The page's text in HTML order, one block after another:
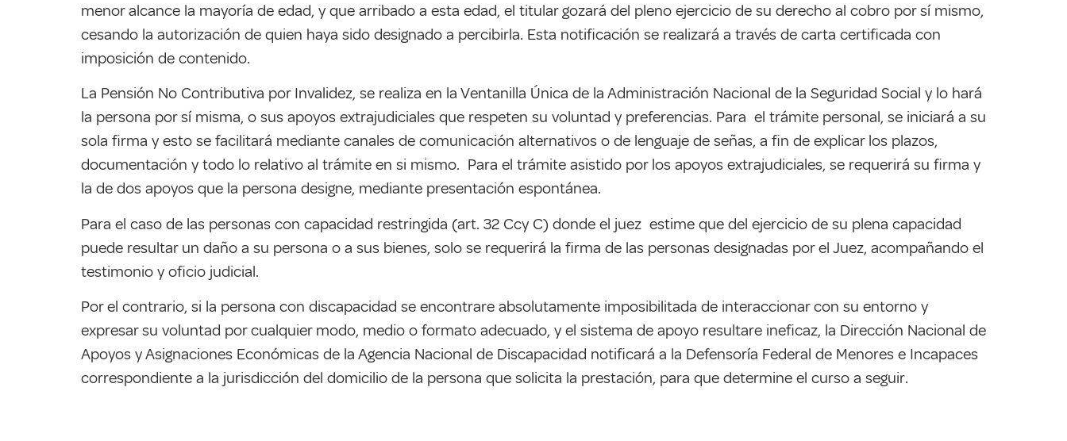
menor alcance la mayoría de edad, y que arribado a esta edad, el titular gozará del pleno ejercicio de su derecho al cobro por sí mismo,
cesando la autorización de quien haya sido designado a percibirla. Esta notificación se realizará a través de carta certificada con
imposición de contenido.
La Pensión No Contributiva por Invalidez, se realiza en la Ventanilla Única de la Administración Nacional de la Seguridad Social y lo hará
la persona por sí misma, o sus apoyos extrajudiciales que respeten su voluntad y preferencias. Para el trámite personal, se iniciará a su
sola firma y esto se facilitará mediante canales de comunicación alternativos o de lenguaje de señas, a fin de explicar los plazos,
documentación y todo lo relativo al trámite en si mismo. Para el trámite asistido por los apoyos extrajudiciales, se requerirá su firma y
la de dos apoyos que la persona designe, mediante presentación espontánea.
Para el caso de las personas con capacidad restringida (art. 32 Ccy C) donde el juez estime que del ejercicio de su plena capacidad
puede resultar un daño a su persona o a sus bienes, solo se requerirá la firma de las personas designadas por el Juez, acompañando el
testimonio y oficio judicial.
Por el contrario, si la persona con discapacidad se encontrare absolutamente imposibilitada de interaccionar con su entorno y
expresar su voluntad por cualquier modo, medio o formato adecuado, y el sistema de apoyo resultare ineficaz, la Dirección Nacional de
Apoyos y Asignaciones Económicas de la Agencia Nacional de Discapacidad notificará a la Defensoría Federal de Menores e Incapaces
correspondiente a la jurisdicción del domicilio de la persona que solicita la prestación, para que determine el curso a seguir.